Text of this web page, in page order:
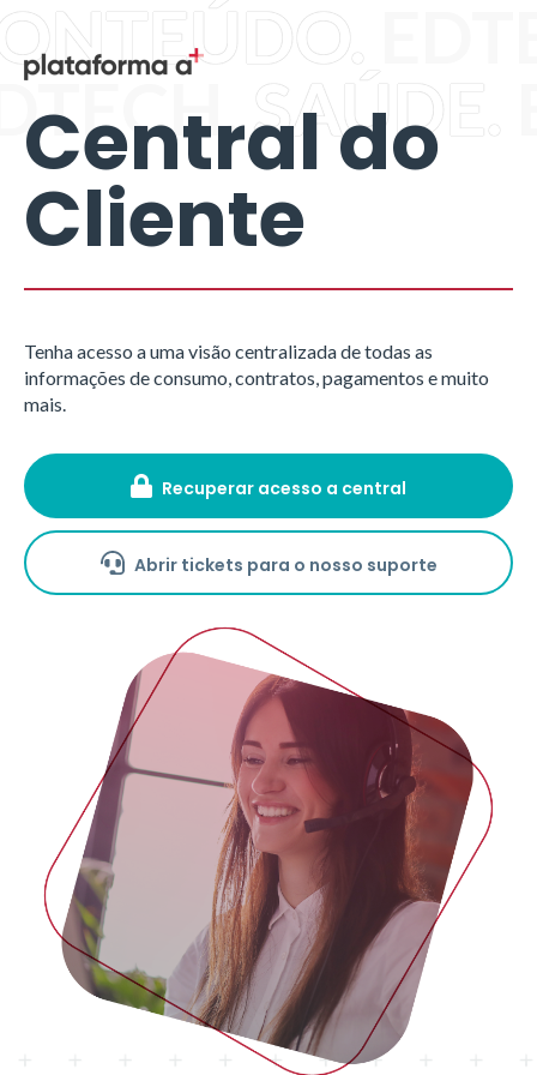
SAÚDE.
Central do
Cliente
Tenha acesso a uma visão centralizada de todas as
informações de consumo, contratos, pagamentos e muito
mais.
Recuperar acesso a central
Abrir tickets para o nosso suporte